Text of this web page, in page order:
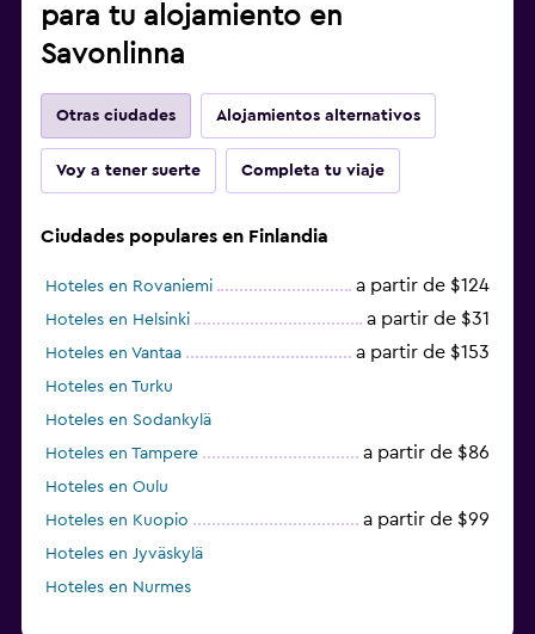
para tu alojamiento en
Savonlinna
Otras ciudades Alojamientos alternativos
Voy a tener suerte Completa tu viaje
Ciudades populares en Finlandia
Hoteles en Rovaniemi a partir de $124
Hoteles en Helsinki a partir de $31
Hoteles en Vantaa a partir de $153
Hoteles en Turku
Hoteles en Sodankylä
Hoteles en Tampere
a partir de $86
Hoteles en Oulu
Hoteles en Kuopio
a partir de $99
Hoteles en Jyväskylä
Hoteles en Nurmes